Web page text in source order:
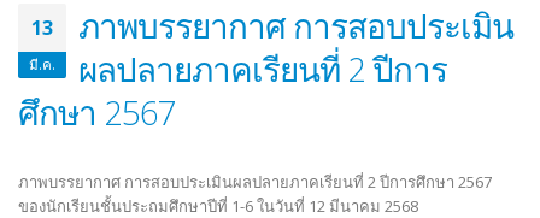
13
มี.ค.
ภาพบรรยากาศ การสอบประเมิน
ผลปลายภาคเรียนที่ 2 ปีการ
ศึกษา 2567
ภาพบรรยากาศ การสอบประเมินผลปลายภาคเรียนที่ 2 ปีการศึกษา 2567
ของนักเรียนชั้นประถมศึกษาปีที่ 1-6 ในวันที่ 12 มีนาคม 2568